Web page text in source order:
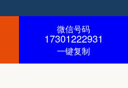
微信号码
17301222931
一键复制